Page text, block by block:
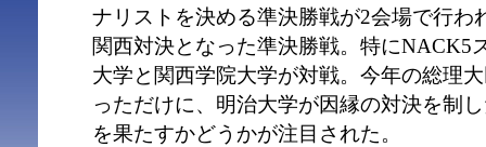
ナリストを決める準決勝戦が2会場で行わ
関西対決となった準決勝戦。特にNACK5
大学と関西学院大学が対戦。今年の総理
っただけに、明治大学が因縁の対決を制
を果たすかどうかが注目された。